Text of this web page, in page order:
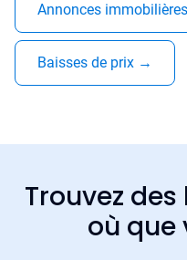
Annonces
Baisses de prix →
Trouvez
où que